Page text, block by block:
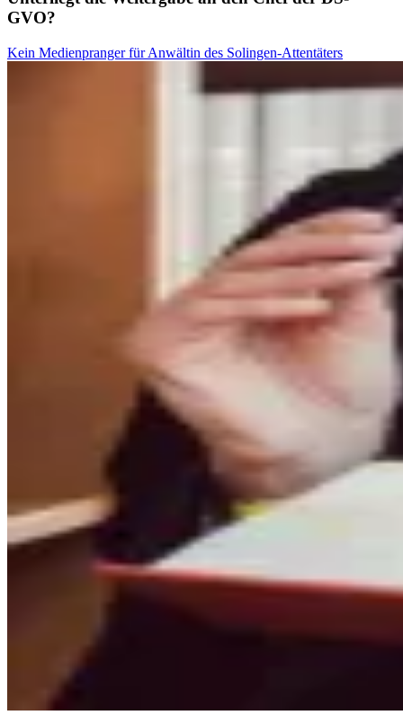
GVO?
Kein Medienpranger für Anwältin des Solingen-Attentäters